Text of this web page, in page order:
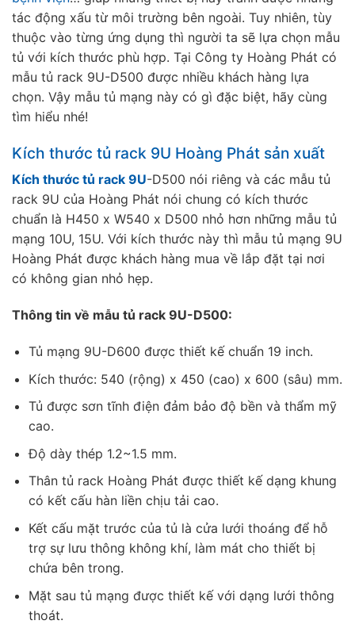
tác động xấu từ môi trường bên ngoài. Tuy nhiên, tùy
thuộc vào từng ứng dụng thì người ta sẽ lựa chọn mẫu
tủ với kích thước phù hợp. Tại Công ty Hoàng Phát có
mẫu tủ rack 9U-D500 được nhiều khách hàng lựa
chọn. Vậy mẫu tủ mạng này có gì đặc biệt, hãy cùng
tìm hiểu nhé!
Kích thước tủ rack 9U Hoàng Phát sản xuất
Kích thước tủ rack 9U-D500 nói riêng và các mẫu tủ
rack 9U của Hoàng Phát nói chung có kích thước
chuẩn là H450 x W540 x D500 nhỏ hơn những mẫu tủ
mạng 10U, 15U. Với kích thước này thì mẫu tủ mạng 9U
Hoàng Phát được khách hàng mua về lắp đặt tại nơi
có không gian nhỏ hẹp.
Thông tin về mẫu tủ rack 9U-D500:
Tủ mạng 9U-D600 được thiết kế chuẩn 19 inch.
Kích thước: 540 (rộng) x 450 (cao) x 600 (sâu) mm.
Tủ được sơn tĩnh điện đảm bảo độ bền và thẩm mỹ
cao.
Độ dày thép 1.2~1.5 mm.
Thân tủ rack Hoàng Phát được thiết kế dạng khung
có kết cấu hàn liền chịu tải cao.
Kết cấu mặt trước của tủ là cửa lưới thoáng để hỗ
trợ sự lưu thông không khí, làm mát cho thiết bị
chứa bên trong.
Mặt sau tủ mạng được thiết kế với dạng lưới thông
thoát.